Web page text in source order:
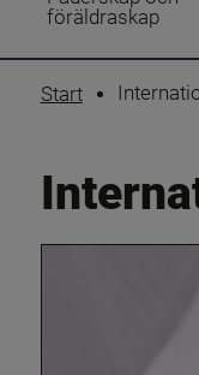
föräldraskap
Start